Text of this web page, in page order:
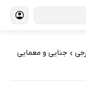
› جنایی و معمایی